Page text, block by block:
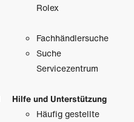
Rolex
Fachhändlersuche
Suche
Servicezentrum
Hilfe und Unterstützung
Häufig gestellte